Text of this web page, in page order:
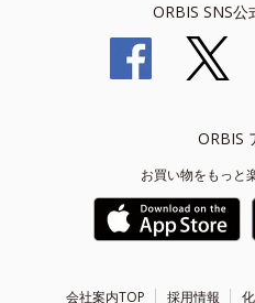
ORBIS SNS公
ORBIS
お買い物をもっと
会社案内TOP 採用情報